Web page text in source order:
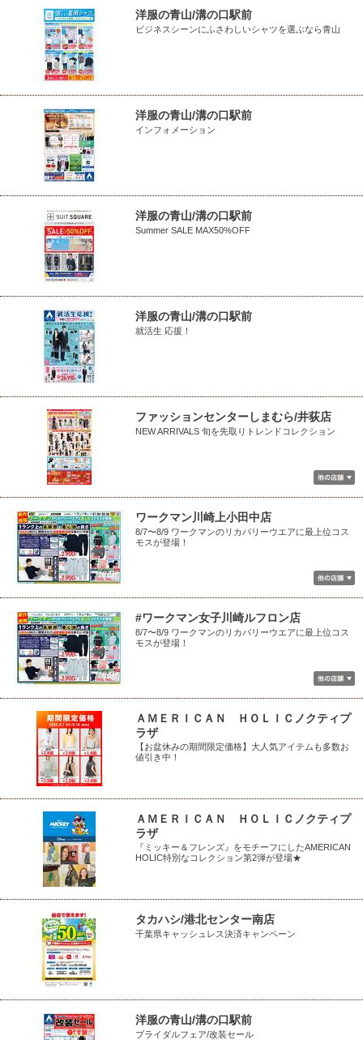
洋服の青山/溝の口駅前
ビジネスシーンにふさわしいシャツを選ぶなら青山
洋服の青山/溝の口駅前
インフォメーション
洋服の青山/溝の口駅前
Summer SALE MAX50%OFF
洋服の青山/溝の口駅前
就活生 応援！
ファッションセンターしまむら/井荻店
NEW ARRIVALS 旬を先取りトレンドコレクション
ワークマン川崎上小田中店
8/7〜8/9 ワークマンのリカバリーウエアに最上位コス
モスが登場！
#ワークマン女子川崎ルフロン店
8/7〜8/9 ワークマンのリカバリーウエアに最上位コス
モスが登場！
ＡＭＥＲＩＣＡＮ ＨＯＬＩＣノクティプ
ラザ
【お盆休みの期間限定価格】大人気アイテムも多数お
値引き中！
ＡＭＥＲＩＣＡＮ ＨＯＬＩＣノクティプ
ラザ
『ミッキー＆フレンズ』をモチーフにしたAMERICAN
HOLIC特別なコレクション第2弾が登場★
タカハシ/港北センター南店
千葉県キャッシュレス決済キャンペーン
洋服の青山/溝の口駅前
ブライダルフェア/改装セール